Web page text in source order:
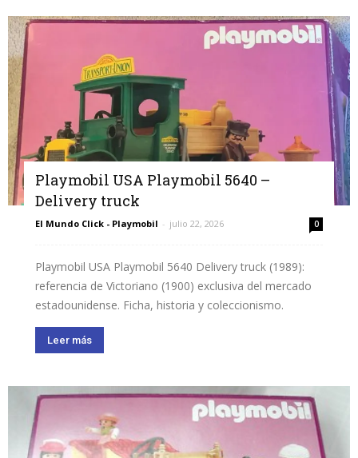
Playmobil USA Playmobil 5640 –
Delivery truck
El Mundo Click - Playmobil - julio 22, 2026 0
Playmobil USA Playmobil 5640 Delivery truck (1989):
referencia de Victoriano (1900) exclusiva del mercado
estadounidense. Ficha, historia y coleccionismo.
Leer más